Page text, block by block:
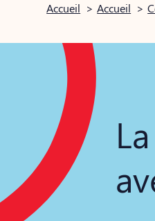
Accueil > Accueil >